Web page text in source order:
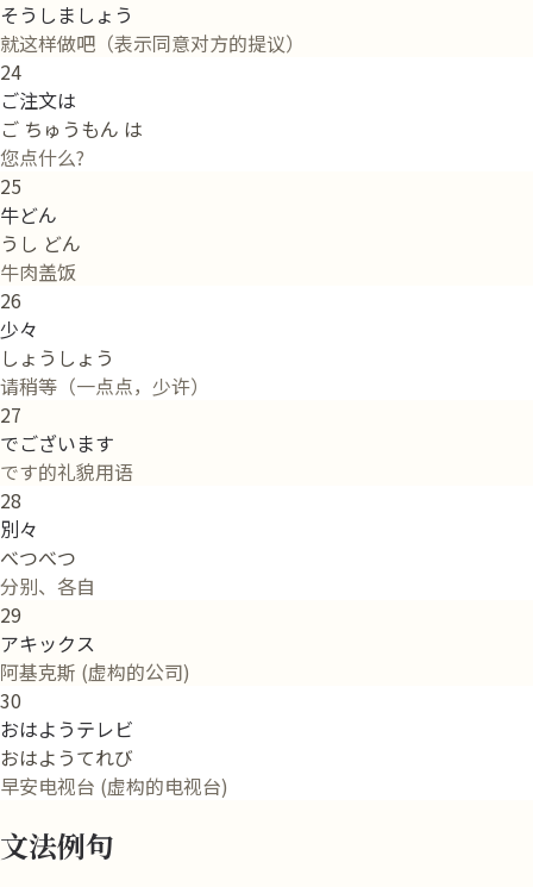
そうしましょう
就这样做吧（表示同意对方的提议）
24
ご注文は
ご ちゅうもん は
您点什么?
25
牛どん
うし どん
牛肉盖饭
26
少々
しょうしょう
请稍等（一点点，少许）
27
でございます
です的礼貌用语
28
別々
べつべつ
分别、各自
29
アキックス
阿基克斯 (虚构的公司)
30
おはようテレビ
おはようてれび
早安电视台 (虚构的电视台)
文法例句